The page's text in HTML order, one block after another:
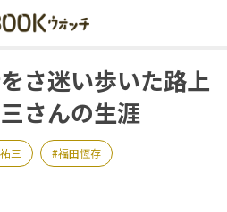
さ迷い歩いた路上
さんの生涯
三 福田恆存